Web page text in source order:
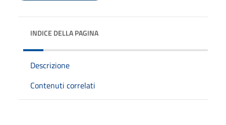
INDICE DELLA PAGINA
Descrizione
Contenuti correlati